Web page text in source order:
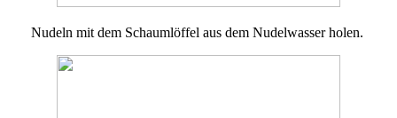
Nudeln mit dem Schaumlöffel aus dem Nudelwasser holen.